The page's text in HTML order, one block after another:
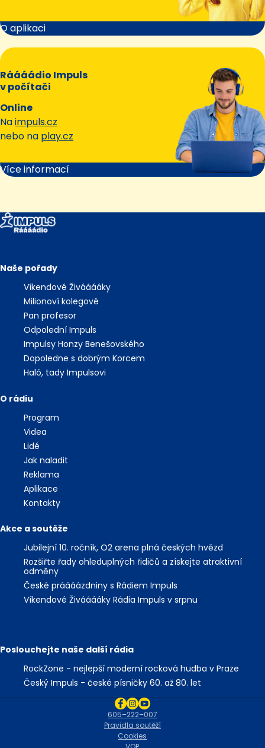
O aplikaci
Ráááádio Impuls
v počítači
Online
Naimpuls.cz
nebo na play.cz
Více informací
Naše pořady
Víkendové Živááááky
Milionoví kolegové
Pan profesor
Odpolední Impuls
Impulsy Honzy Benešovského
Dopoledne s dobrým Korcem
Haló, tady Impulsovi
O rádiu
Program
Videa
Lidé
Jak naladit
Reklama
Aplikace
Kontakty
Akce a soutěže
Jubilejní 10. ročník, O2 arena plná českých hvězd
Rozšiřte řady ohleduplných řidičů a získejte atraktivní
odměny
České práááázdniny s Rádiem Impuls
Víkendové Živááááky Rádia Impuls v srpnu
Poslouchejte naše další rádia
RockZone - nejlepší moderní rocková hudba v Praze
Český Impuls - české písničky 60. až 80. let
Cookies
Pravidla soutěží
605–222–007